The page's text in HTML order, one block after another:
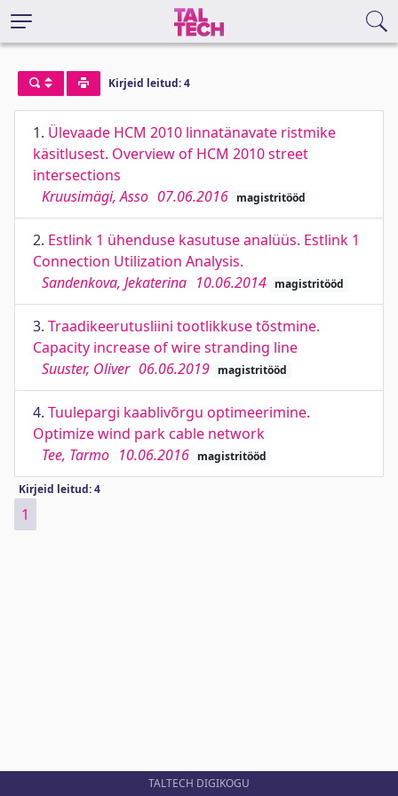
Kirjeid leitud: 4
1. Ülevaade HCM 2010 linnatänavate ristmike
käsitlusest. Overview of HCM 2010 street
intersections
Kruusimägi, Asso 07.06.2016 magistritööd
2. Estlink 1 ühenduse kasutuse analüüs. Estlink 1
Connection Utilization Analysis.
Sandenkova, Jekaterina 10.06.2014 magistritööd
3. Traadikeerutusliini tootlikkuse tõstmine.
Capacity increase of wire stranding line
Suuster, Oliver 06.06.2019 magistritööd
4. Tuulepargi kaablivõrgu optimeerimine.
Optimize wind park cable network
Tee, Tarmo 10.06.2016 magistritööd
Kirjeid leitud: 4
1
TALTECH DIGIKOGU